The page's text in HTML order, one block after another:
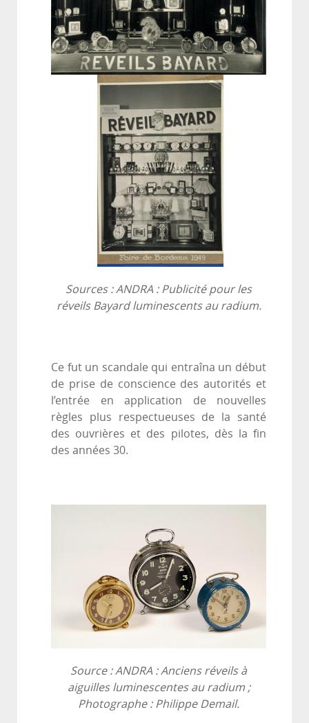
Sources : ANDRA : Publicité pour les
réveils Bayard luminescents au radium.
Ce fut un scandale qui entraîna un début
de prise de conscience des autorités et
l’entrée en application de nouvelles
règles plus respectueuses de la santé
des ouvrières et des pilotes, dès la fin
des années 30.
Source : ANDRA : Anciens réveils à
aiguilles luminescentes au radium ;
Photographe : Philippe Demail.